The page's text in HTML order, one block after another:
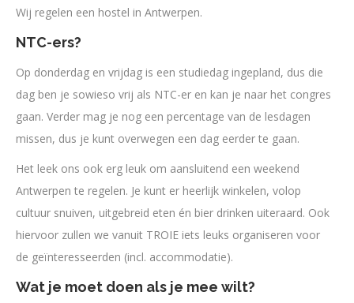
Wij regelen een hostel in Antwerpen.
NTC-ers?
Op donderdag en vrijdag is een studiedag ingepland, dus die
dag ben je sowieso vrij als NTC-er en kan je naar het congres
gaan. Verder mag je nog een percentage van de lesdagen
missen, dus je kunt overwegen een dag eerder te gaan.
Het leek ons ook erg leuk om aansluitend een weekend
Antwerpen te regelen. Je kunt er heerlijk winkelen, volop
cultuur snuiven, uitgebreid eten én bier drinken uiteraard. Ook
hiervoor zullen we vanuit TROIE iets leuks organiseren voor
de geïnteresseerden (incl. accommodatie).
Wat je moet doen als je mee wilt?